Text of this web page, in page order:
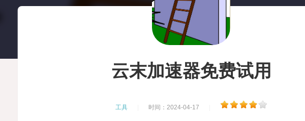
云末加速器免费试用
工具 时间：2024-04-17